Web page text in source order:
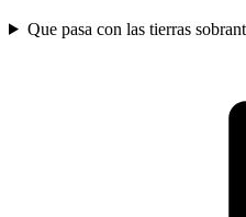
Que pasa con las tierras